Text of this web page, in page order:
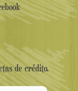
de crédito.